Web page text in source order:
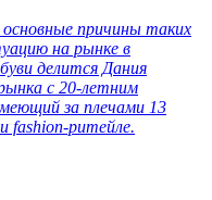
причины таких
на рынке в
делится Дания
с 20-летним
за плечами 13
fashion-ритейле.